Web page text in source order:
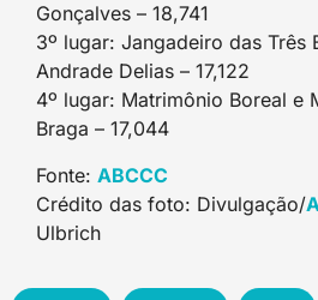
Gonçalves – 18,741
3º lugar: Jangadeiro das Três
Andrade Delias – 17,122
4º lugar: Matrimônio Boreal e
Braga – 17,044
Fonte: ABCCC
Crédito das foto: Divulgação/
Ulbrich